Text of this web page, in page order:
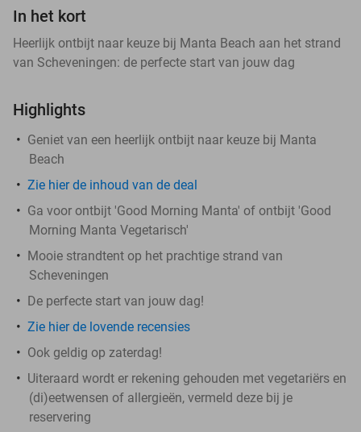
In het kort
Heerlijk ontbijt naar keuze bij Manta Beach aan het strand
van Scheveningen: de perfecte start van jouw dag
Highlights
Geniet van een heerlijk ontbijt naar keuze bij Manta
Beach
Zie hier de inhoud van de deal
Ga voor ontbijt 'Good Morning Manta' of ontbijt 'Good
Morning Manta Vegetarisch'
Mooie strandtent op het prachtige strand van
Scheveningen
De perfecte start van jouw dag!
Zie hier de lovende recensies
Ook geldig op zaterdag!
Uiteraard wordt er rekening gehouden met vegetariërs en
(di)eetwensen of allergieën, vermeld deze bij je
reservering